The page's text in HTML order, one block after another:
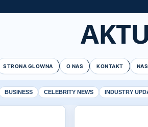
STRONA GLOWNA O NAS KONTAKT
BUSINESS CELEBRITY NEWS INDUSTRY